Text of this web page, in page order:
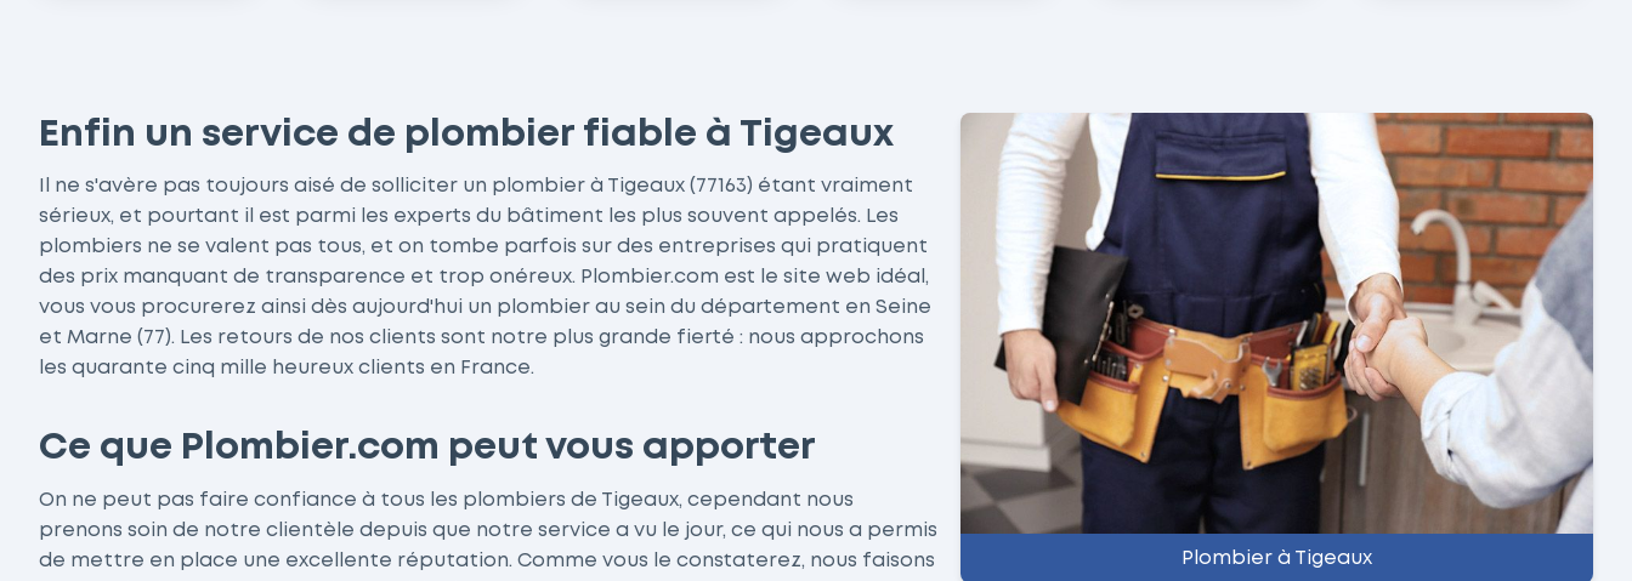
Plombier à Tigeaux
Enfin un service de plombier fiable à Tigeaux
Il ne s'avère pas toujours aisé de solliciter un plombier à Tigeaux (77163) étant vraiment
sérieux, et pourtant il est parmi les experts du bâtiment les plus souvent appelés. Les
plombiers ne se valent pas tous, et on tombe parfois sur des entreprises qui pratiquent
des prix manquant de transparence et trop onéreux. Plombier.com est le site web idéal,
vous vous procurerez ainsi dès aujourd'hui un plombier au sein du département en Seine
et Marne (77). Les retours de nos clients sont notre plus grande fierté : nous approchons
les quarante cinq mille heureux clients en France.
Ce que Plombier.com peut vous apporter
On ne peut pas faire confiance à tous les plombiers de Tigeaux, cependant nous
prenons soin de notre clientèle depuis que notre service a vu le jour, ce qui nous a permis
de mettre en place une excellente réputation. Comme vous le constaterez, nous faisons